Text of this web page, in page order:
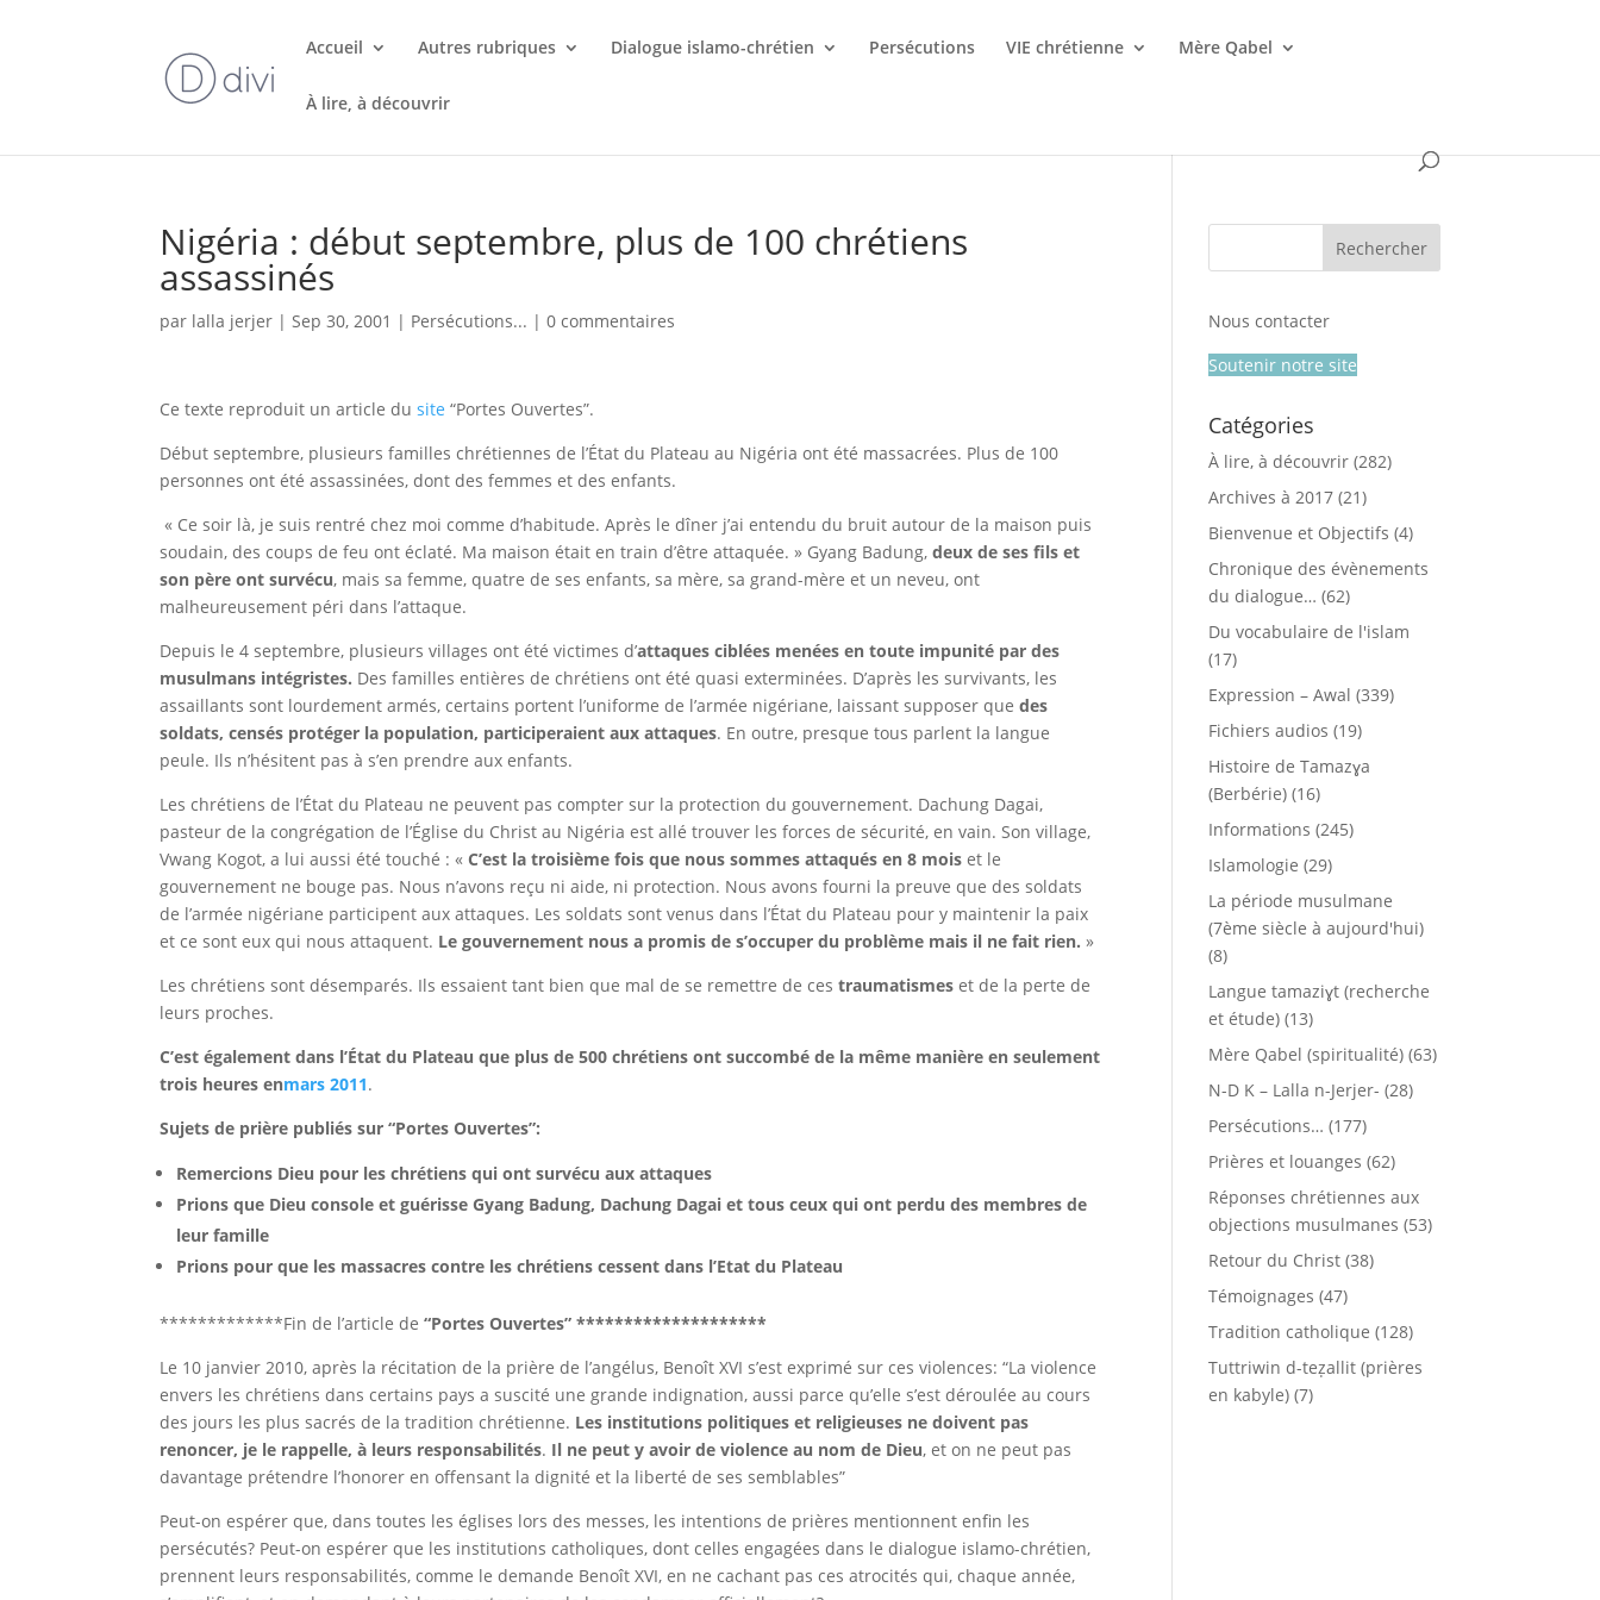
Accueil Autres rubriques Dialogue islamo-chrétien Persécutions VIE chrétienne Mère Qabel
À lire, à découvrir
Nigéria : début septembre, plus de 100 chrétiens
assassinés
par lalla jerjer |Sep 30, 2001 | Persécutions... |0 commentaires
Ce texte reproduit un article dusite “Portes Ouvertes”.
Début septembre, plusieurs familles chrétiennes de l’État du Plateau au Nigéria ont été massacrées. Plus de 100
personnes ont été assassinées, dont des femmes et des enfants.
« Ce soir là, je suis rentré chez moi comme d’habitude. Après le dîner j’ai entendu du bruit autour de la maison puis
soudain, des coups de feu ont éclaté. Ma maison était en train d’être attaquée. » Gyang Badung, deux de ses fils et
son père ont survécu, mais sa femme, quatre de ses enfants, sa mère, sa grand-mère et un neveu, ont
malheureusement péri dans l’attaque.
Depuis le 4 septembre, plusieurs villages ont été victimes d’attaques ciblées menées en toute impunité par des
musulmans intégristes. Des familles entières de chrétiens ont été quasi exterminées. D’après les survivants, les
assaillants sont lourdement armés, certains portent l’uniforme de l’armée nigériane, laissant supposer que des
soldats, censés protéger la population, participeraient aux attaques. En outre, presque tous parlent la langue
peule. Ils n’hésitent pas à s’en prendre aux enfants.
Les chrétiens de l’État du Plateau ne peuvent pas compter sur la protection du gouvernement. Dachung Dagai,
pasteur de la congrégation de l’Église du Christ au Nigéria est allé trouver les forces de sécurité, en vain. Son village,
Vwang Kogot, a lui aussi été touché : « C’est la troisième fois que nous sommes attaqués en 8 mois et le
gouvernement ne bouge pas. Nous n’avons reçu ni aide, ni protection. Nous avons fourni la preuve que des soldats
de l’armée nigériane participent aux attaques. Les soldats sont venus dans l’État du Plateau pour y maintenir la paix
et ce sont eux qui nous attaquent. Le gouvernement nous a promis de s’occuper du problème mais il ne fait rien. »
Les chrétiens sont désemparés. Ils essaient tant bien que mal de se remettre de ces traumatismes et de la perte de
leurs proches.
C’est également dans l’État du Plateau que plus de 500 chrétiens ont succombé de la même manière en seulement
trois heures enmars 2011.
Sujets de prière publiés sur “Portes Ouvertes”:
Remercions Dieu pour les chrétiens qui ont survécu aux attaques
Prions que Dieu console et guérisse Gyang Badung, Dachung Dagai et tous ceux qui ont perdu des membres de
leur famille
Prions pour que les massacres contre les chrétiens cessent dans l’Etat du Plateau
*************Fin de l’article de“Portes Ouvertes” ********************
Le 10 janvier 2010, après la récitation de la prière de l’angélus, Benoît XVI s’est exprimé sur ces violences: “La violence
envers les chrétiens dans certains pays a suscité une grande indignation, aussi parce qu’elle s’est déroulée au cours
des jours les plus sacrés de la tradition chrétienne. Les institutions politiques et religieuses ne doivent pas
renoncer, je le rappelle, à leurs responsabilités. Il ne peut y avoir de violence au nom de Dieu, et on ne peut pas
davantage prétendre l’honorer en offensant la dignité et la liberté de ses semblables”
Peut-on espérer que, dans toutes les églises lors des messes, les intentions de prières mentionnent enfin les
persécutés? Peut-on espérer que les institutions catholiques, dont celles engagées dans le dialogue islamo-chrétien,
prennent leurs responsabilités, comme le demande Benoît XVI, en ne cachant pas ces atrocités qui, chaque année,
Nous contacter
Soutenir notre site
Catégories
À lire, à découvrir (282)
Archives à 2017 (21)
Bienvenue et Objectifs (4)
Chronique des évènements
du dialogue… (62)
Du vocabulaire de l'islam
(17)
Expression – Awal (339)
Fichiers audios (19)
Histoire de Tamazɣa
(Berbérie) (16)
Informations (245)
Islamologie (29)
La période musulmane
(7ème siècle à aujourd'hui)
(8)
Langue tamaziɣt (recherche
et étude) (13)
Mère Qabel (spiritualité) (63)
N-D K – Lalla n-Jerjer- (28)
Persécutions… (177)
Prières et louanges (62)
Réponses chrétiennes aux
objections musulmanes (53)
Retour du Christ (38)
Témoignages (47)
Tradition catholique (128)
Tuttriwin d-teẓallit (prières
en kabyle) (7)